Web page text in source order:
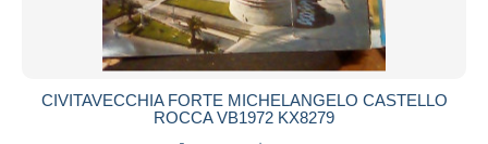
CIVITAVECCHIA FORTE MICHELANGELO CASTELLO
ROCCA VB1972 KX8279